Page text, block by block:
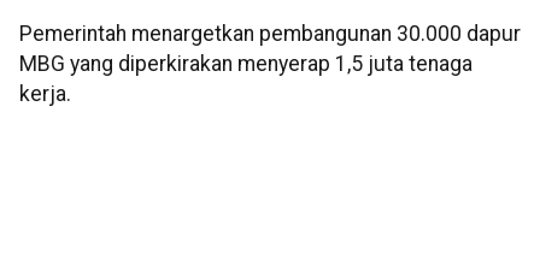
Pemerintah menargetkan pembangunan 30.000 dapur
MBG yang diperkirakan menyerap 1,5 juta tenaga
kerja.